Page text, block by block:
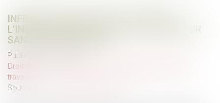
INFRACTIONS AU DROIT DU TRAVAIL :
L’INSPECTION PEUT SAISIR LE PROCUREUR
SANS PROCÈS-VERBAL
Publié le :
Droit du travail - Salariés
travail
Source :